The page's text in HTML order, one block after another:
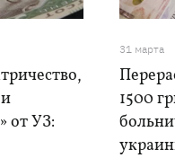
от УЗ:
31 марта
1500